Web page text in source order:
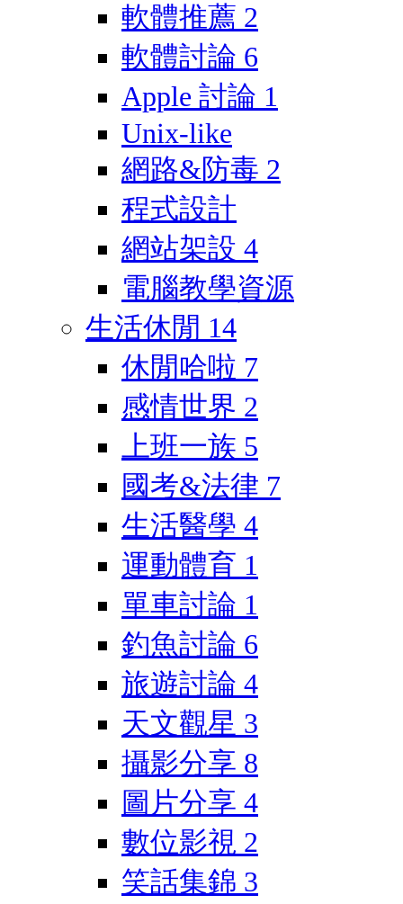
軟體推薦 2
軟體討論 6
Apple 討論 1
Unix-like
網路&防毒 2
程式設計
網站架設 4
電腦教學資源
生活休閒 14
休閒哈啦 7
感情世界 2
上班一族 5
國考&法律 7
生活醫學 4
運動體育 1
單車討論 1
釣魚討論 6
旅遊討論 4
天文觀星 3
攝影分享 8
圖片分享 4
數位影視 2
笑話集錦 3